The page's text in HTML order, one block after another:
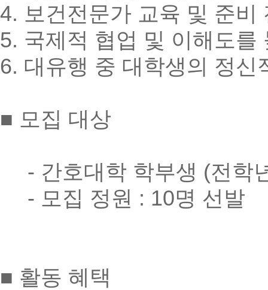
4. 보건전문가 교육 및 준비
5. 국제적 협업 및 이해도를
6. 대유행 중 대학생의 정
■ 모집 대상
- 간호대학 학부생 (전학
- 모집 정원 : 10명 선발
■ 활동 혜택